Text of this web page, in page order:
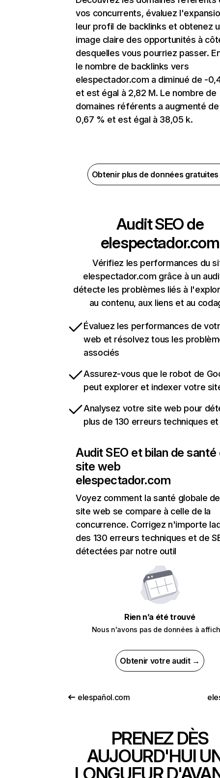
vos concurrents, évaluez
leur profil de backlinks et obtenez
image claire des opportunités à
desquelles vous pourriez passer.
le nombre de backlinks vers
elespectador.com a diminué de -
et est égal à 2,82 M. Le nombre de
domaines référents a augmenté de
0,67 % et est égal à 38,05 k.
Obtenir plus de données
Audit SEO de
elespectador.com
Vérifiez les performances du
elespectador.com grâce à un
détecte les problèmes liés à
au contenu, aux liens et au
Évaluez les performances de
web et résolvez tous les
associés
Assurez-vous que le robot de
peut explorer et indexer votre
Analysez votre site web pour
plus de 130 erreurs techniques et
Audit SEO et bilan de santé
site web
elespectador.com
Voyez comment la santé globale
site web se compare à celle de la
concurrence. Corrigez n'importe
des 130 erreurs techniques et de
détectées par notre outil
Rien n’a été trouvé
Nous n'avons pas de données à
Obtenir votre audit →
elespañol.com
PRENEZ DÈS
AUJOURD'HUI
LONGUEUR